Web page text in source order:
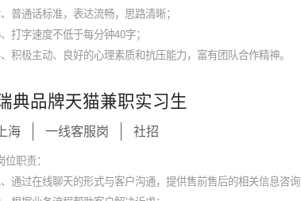
普通话标准，表达流畅，思路清晰；
打字速度不低于每分钟40字；
积极主动、良好的心理素质和抗压能力，富有团队合作精神。
典品牌天猫兼职实习生
上海 一线客服岗 社招
位职责：
、通过在线聊天的形式与客户沟通，提供售前售后的相关信息咨